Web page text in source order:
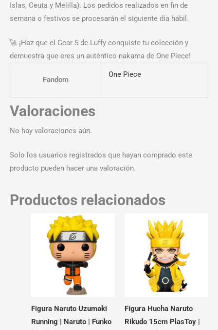
Islas, Ceuta y Melilla). Los pedidos realizados en fin de
semana o festivos se procesarán el siguiente día hábil.
🚀 ¡Haz que el Gear 5 de Luffy conquiste tu colección y
demuestra que eres un auténtico nakama de One Piece!
Fandom
One Piece
Valoraciones
No hay valoraciones aún.
Solo los usuarios registrados que hayan comprado este
producto pueden hacer una valoración.
Productos relacionados
Figura Naruto Uzumaki
Running | Naruto | Funko
Figura Hucha Naruto
Rikudo 15cm PlasToy |